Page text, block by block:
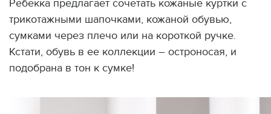
Ребекка предлагает сочетать кожаные куртки с
трикотажными шапочками, кожаной обувью,
сумками через плечо или на короткой ручке.
Кстати, обувь в ее коллекции – остроносая, и
подобрана в тон к сумке!